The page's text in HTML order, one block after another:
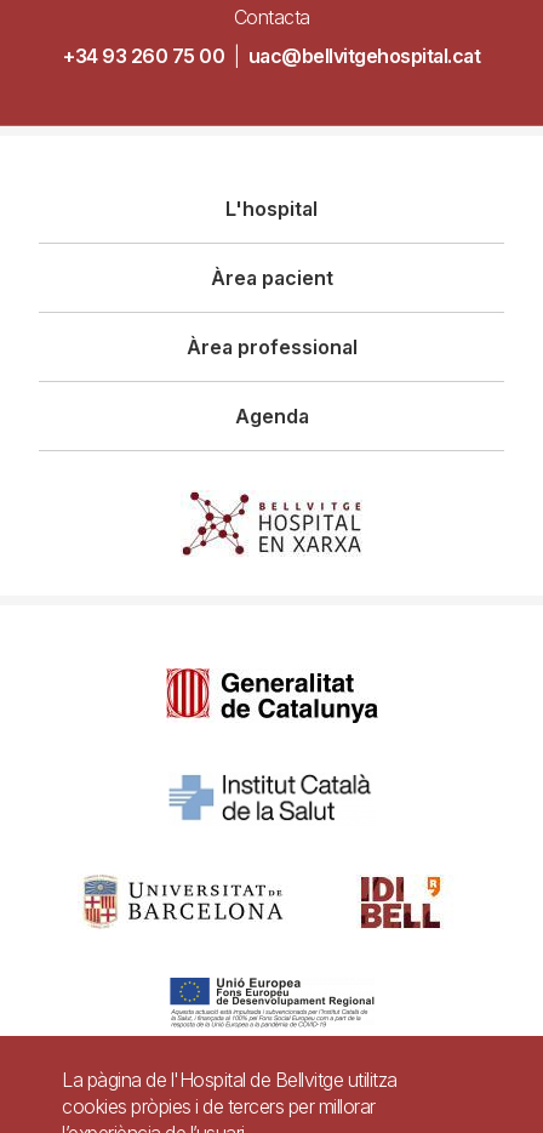
Contacta
+34 93 260 75 00
uac@bellvitgehospital.cat
principal
L'hospital
Àrea pacient
Àrea professional
Agenda
La pàgina de l'Hospital de Bellvitge utilitza
cookies pròpies i de tercers per millorar